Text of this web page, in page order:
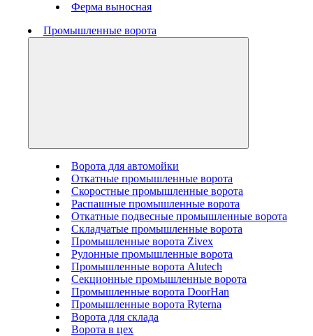
Ферма выносная
Промышленные ворота
Ворота для автомойки
Откатные промышленные ворота
Скоростные промышленные ворота
Распашные промышленные ворота
Откатные подвесные промышленные ворота
Складчатые промышленные ворота
Промышленные ворота Zivex
Рулонные промышленные ворота
Промышленные ворота Alutech
Секционные промышленные ворота
Промышленные ворота DoorHan
Промышленные ворота Ryterna
Ворота для склада
Ворота в цех